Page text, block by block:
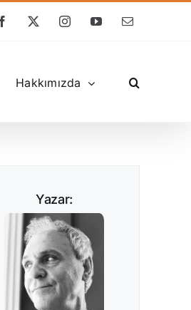
Facebook
X InstagramYouTube
E-
Hakkımızda
Yazar: